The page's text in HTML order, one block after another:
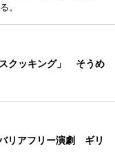
。
クッキング」 そうめ
リアフリー演劇 ギリ